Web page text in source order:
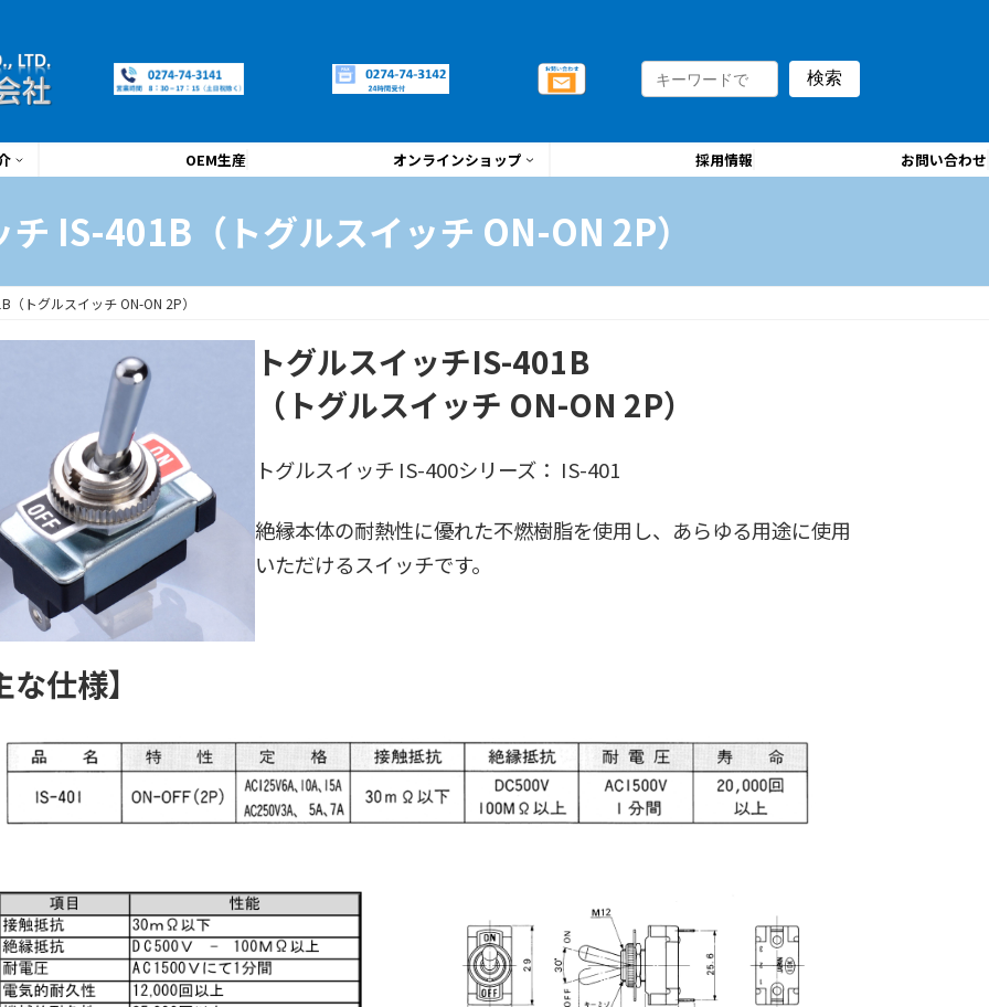
検索
OEM生産 オンラインショップ 採用情報 お問い合わせ
IS-401B（トグルスイッチ ON-ON 2P）
（トグルスイッチ ON-ON 2P）
トグルスイッチIS-401B
（トグルスイッチ ON-ON 2P）
トグルスイッチ IS-400シリーズ： IS-401
絶縁本体の耐熱性に優れた不燃樹脂を使用し、あらゆる用途に使用
いただけるスイッチです。
仕様】